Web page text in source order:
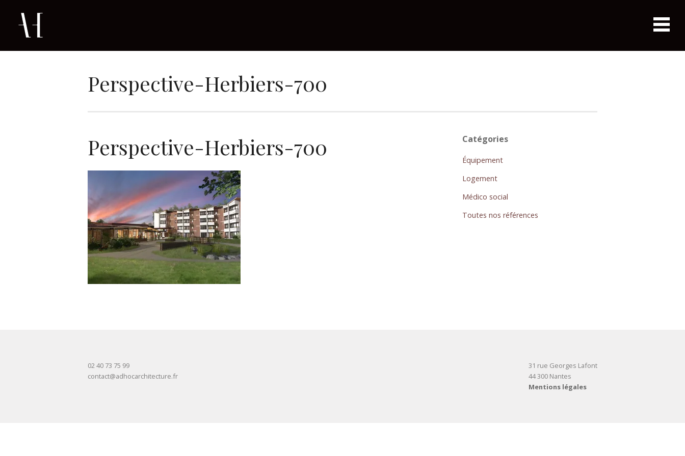
Perspective-Herbiers-700
Perspective-Herbiers-700 Catégories
Équipement
Logement
Médico social
Toutes nos références
02 40 73 75 99
contact@adhocarchitecture.fr
31 rue Georges Lafont
44 300 Nantes
Mentions légales